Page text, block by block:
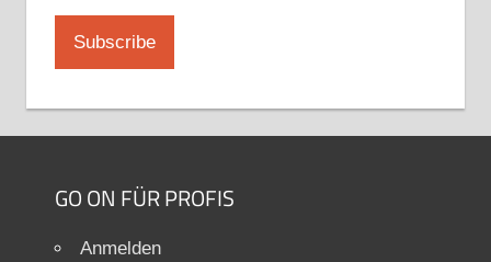
GO ON FÜR PROFIS
Anmelden